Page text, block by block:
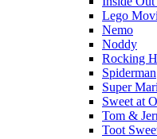
Lego
Nemo
Noddy
Rocking
Spiderman
Super
Sweet at
Tom &
Toot